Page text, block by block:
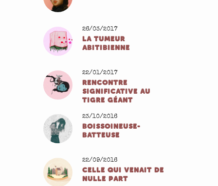
26/03/2017
LA TUMEUR
ABITIBIENNE
22/01/2017
RENCONTRE
SIGNIFICATIVE AU
TIGRE GÉANT
23/10/2016
BOISSOINEUSE-
BATTEUSE
22/09/2016
CELLE QUI VENAIT DE
NULLE PART